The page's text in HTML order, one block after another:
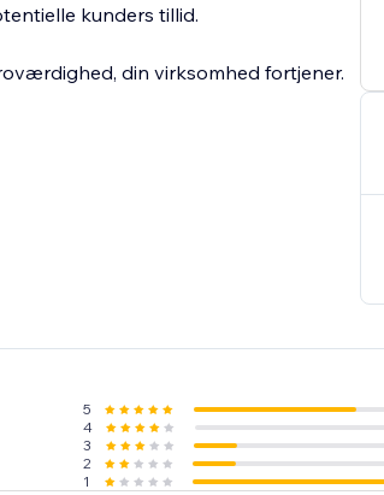
kunders tillid.
din virksomhed fortjener.
5
4
3
2
1